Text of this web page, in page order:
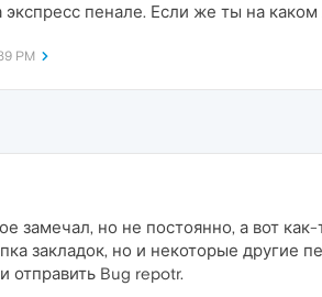
пенале. Если же ты на каком
PM
замечал, но не постоянно, а вот
закладок, но и некоторые другие
отправить Bug repotr.